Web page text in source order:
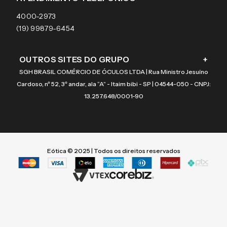
4000-2973
(19) 99879-6454
OUTROS SITES DO GRUPO +
SGH BRASIL COMÉRCIO DE ÓCULOS LTDA | Rua Ministro Jesuíno
Cardoso, nº 52, 3º andar, ala “A” - Itaim bibi - SP | 04544-050 - CNPJ:
13.257.648/0001-90
Eótica © 2025 | Todos os direitos reservados